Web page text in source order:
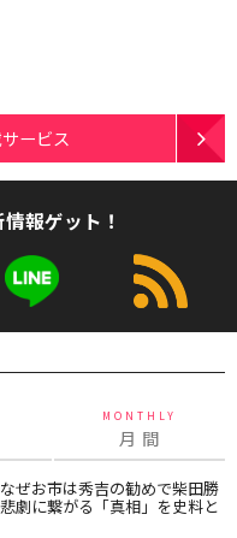
ービス
報ゲット！
MONTHLY
月 間
なぜお市は秀吉の勧めで柴田勝
劇に繋がる「真相」を史料と